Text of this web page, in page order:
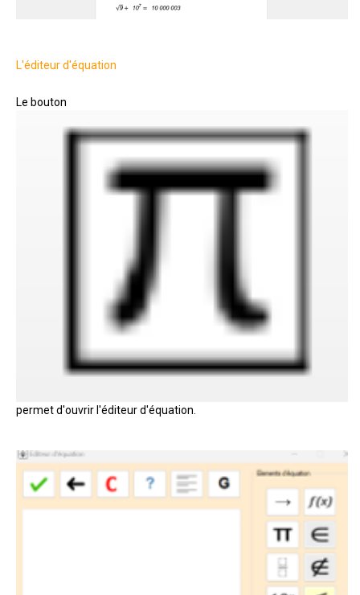
L'éditeur d'équation
Le bouton
permet d'ouvrir l'éditeur d'équation.